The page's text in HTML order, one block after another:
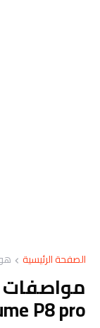
الصفحة الرئيسية
مواصفات
P8 pro